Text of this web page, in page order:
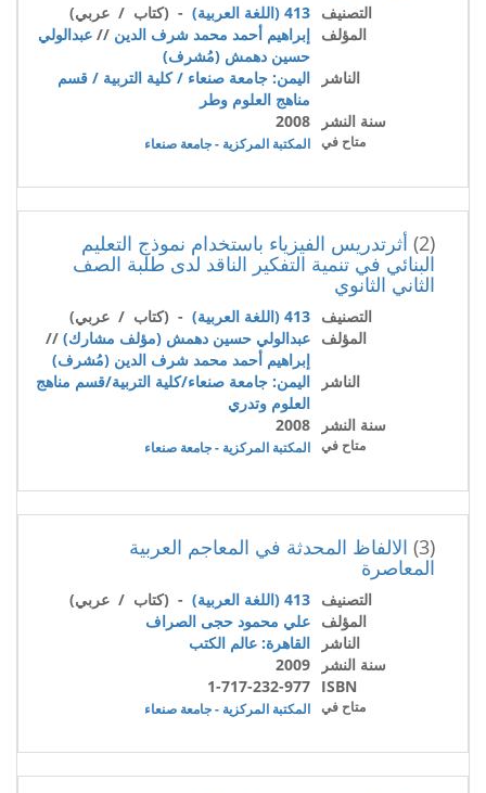
التصنيف 413 (اللغة العربية)
- (كتاب / عربي)
المؤلف إبراهيم أحمد محمد شرف الدين // عبدالولي
حسين دهمش (مُشرف)
الناشر
اليمن: جامعة صنعاء / كلية التربية / قسم
مناهج العلوم وطر
سنة النشر
2008
متاح في المكتبة المركزية - جامعة صنعاء
(2) أثرتدريس الفيزياء باستخدام نموذج التعليم
البنائي في تنمية التفكير الناقد لدى طلبة الصف
الثاني الثانوي
التصنيف 413 (اللغة العربية)
- (كتاب / عربي)
المؤلف عبدالولي حسين دهمش (مؤلف مشارك) //
إبراهيم أحمد محمد شرف الدين (مُشرف)
الناشر
اليمن: جامعة صنعاء/كلية التربية/قسم مناهج
العلوم وتدري
سنة النشر
2008
متاح في المكتبة المركزية - جامعة صنعاء
(3) الالفاظ المحدثة في المعاجم العربية
المعاصرة
التصنيف 413 (اللغة العربية)
- (كتاب / عربي)
المؤلف علي محمود حجى الصراف
الناشر
القاهرة: عالم الكتب
سنة النشر
2009
ISBN
1-717-232-977
متاح في المكتبة المركزية - جامعة صنعاء